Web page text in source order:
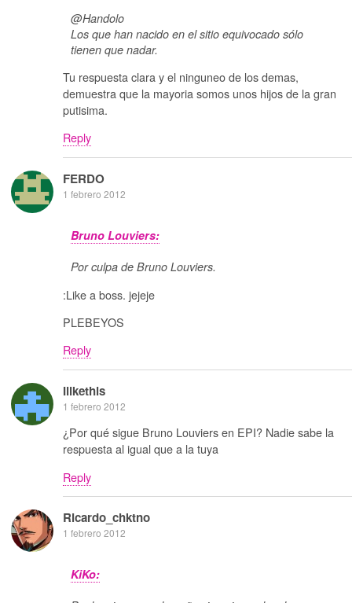
@Handolo
Los que han nacido en el sitio equivocado sólo
tienen que nadar.
Tu respuesta clara y el ninguneo de los demas,
demuestra que la mayoria somos unos hijos de la gran
putisima.
Reply
FERDO
1 febrero 2012
Bruno Louviers:
Por culpa de Bruno Louviers.
:Like a boss. jejeje
PLEBEYOS
Reply
Ilikethis
1 febrero 2012
¿Por qué sigue Bruno Louviers en EPI? Nadie sabe la
respuesta al igual que a la tuya
Reply
Ricardo_chktno
1 febrero 2012
KiKo: